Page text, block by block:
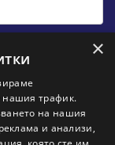
×
нашия трафик.
на нашия
и анализи,